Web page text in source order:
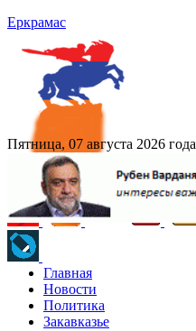
Еркрамас
Пятница, 07 августа 2026 года
Главная
Новости
Политика
Закавказье